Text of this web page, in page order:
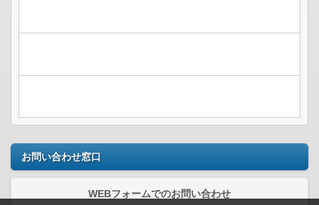
お問い合わせ窓口
WEBフォームでのお問い合わせ